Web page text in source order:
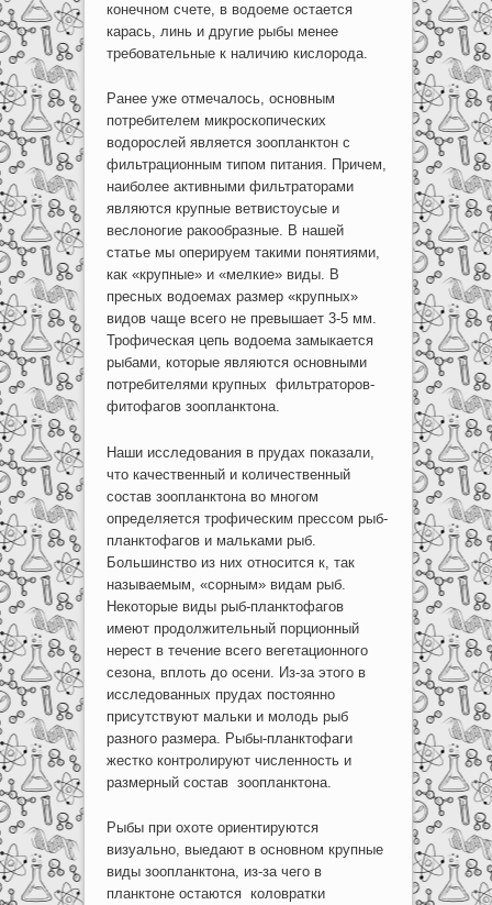
конечном счете, в водоеме остается
карась, линь и другие рыбы менее
требовательные к наличию кислорода.
Ранее уже отмечалось, основным
потребителем микроскопических
водорослей является зоопланктон с
фильтрационным типом питания. Причем,
наиболее активными фильтраторами
являются крупные ветвистоусые и
веслоногие ракообразные. В нашей
статье мы оперируем такими понятиями,
как «крупные» и «мелкие» виды. В
пресных водоемах размер «крупных»
видов чаще всего не превышает 3-5 мм.
Трофическая цепь водоема замыкается
рыбами, которые являются основными
потребителями крупных фильтраторов-
фитофагов зоопланктона.
Наши исследования в прудах показали,
что качественный и количественный
состав зоопланктона во многом
определяется трофическим прессом рыб-
планктофагов и мальками рыб.
Большинство из них относится к, так
называемым, «сорным» видам рыб.
Некоторые виды рыб-планктофагов
имеют продолжительный порционный
нерест в течение всего вегетационного
сезона, вплоть до осени. Из-за этого в
исследованных прудах постоянно
присутствуют мальки и молодь рыб
разного размера. Рыбы-планктофаги
жестко контролируют численность и
размерный состав зоопланктона.
Рыбы при охоте ориентируются
визуально, выедают в основном крупные
виды зоопланктона, из-за чего в
планктоне остаются коловратки